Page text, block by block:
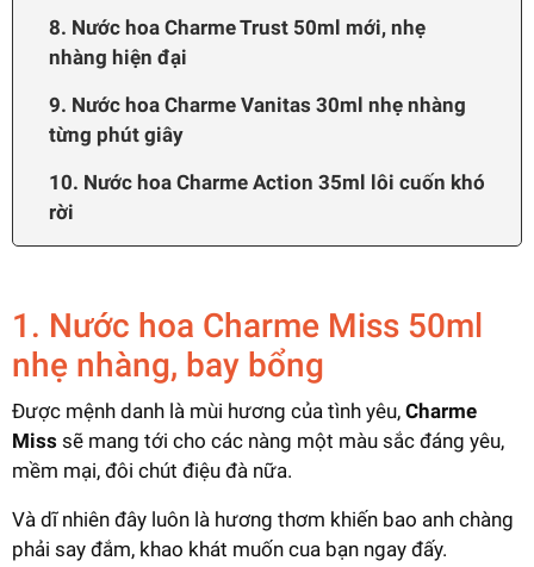
8. Nước hoa Charme Trust 50ml mới, nhẹ
nhàng hiện đại
9. Nước hoa Charme Vanitas 30ml nhẹ nhàng
từng phút giây
10. Nước hoa Charme Action 35ml lôi cuốn khó
rời
1. Nước hoa Charme Miss 50ml
nhẹ nhàng, bay bổng
Được mệnh danh là mùi hương của tình yêu, Charme
Miss sẽ mang tới cho các nàng một màu sắc đáng yêu,
mềm mại, đôi chút điệu đà nữa.
Và dĩ nhiên đây luôn là hương thơm khiến bao anh chàng
phải say đắm, khao khát muốn cua bạn ngay đấy.